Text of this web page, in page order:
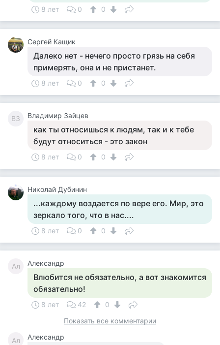
8 лет 0 0
Сергей Кащик
Далеко нет - нечего просто грязь на себя
примерять, она и не пристанет.
8 лет 0 0
ВЗ Владимир Зайцев
как ты относишься к людям, так и к тебе
будут относиться - это закон
8 лет 0 0
Николай Дубинин
...каждому воздается по вере его. Мир, это
зеркало того, что в нас....
8 лет 0 0
Ал Александр
Влюбится не обязательно, а вот знакомится
обязательно!
8 лет 42
0
Показать все комментарии
Ал Александр